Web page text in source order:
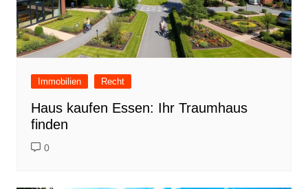
Immobilien Recht
Haus kaufen Essen: Ihr Traumhaus
finden
0